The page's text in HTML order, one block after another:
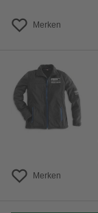
Merken
Merken